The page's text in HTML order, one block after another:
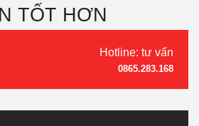
TỐT HƠN
Hotline: tư vấn
0865.283.168